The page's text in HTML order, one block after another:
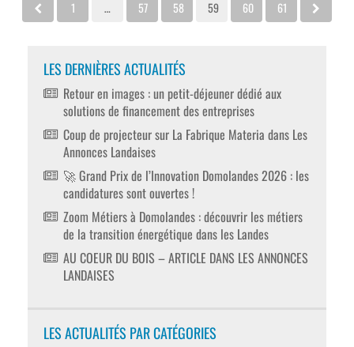
1 … 57 58 59 60 61
LES DERNIÈRES ACTUALITÉS
Retour en images : un petit-déjeuner dédié aux
solutions de financement des entreprises
Coup de projecteur sur La Fabrique Materia dans Les
Annonces Landaises
🚀 Grand Prix de l’Innovation Domolandes 2026 : les
candidatures sont ouvertes !
Zoom Métiers à Domolandes : découvrir les métiers
de la transition énergétique dans les Landes
AU COEUR DU BOIS – ARTICLE DANS LES ANNONCES
LANDAISES
LES ACTUALITÉS PAR CATÉGORIES